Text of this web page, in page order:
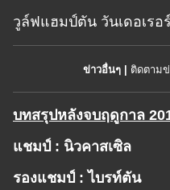
วูล์ฟแฮมป์ตัน วันเดอเรอ
ข่าวอื่นๆ | ติดตาม
บทสรุปหลังจบฤดูกาล
แชมป์ : นิวคาสเซิล
รองแชมป์ : ไบรท์ตัน